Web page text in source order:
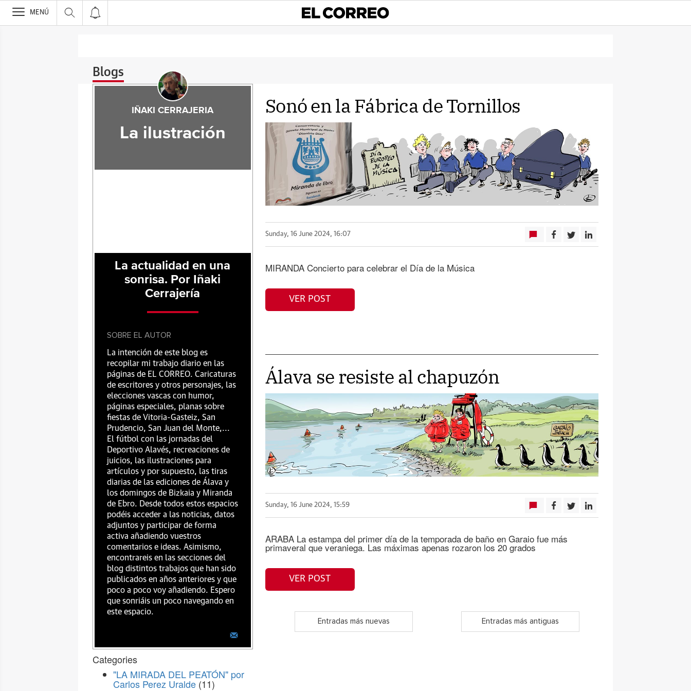
>
MENÚ
Blogs
Sonó en la Fábrica de Tornillos
Sunday, 16 June 2024, 16:07
MIRANDA Concierto para celebrar el Día de la Música
VER POST
Álava se resiste al chapuzón
Sunday, 16 June 2024, 15:59
ARABA La estampa del primer día de la temporada de baño en Garaio fue más
primaveral que veraniega. Las máximas apenas rozaron los 20 grados
VER POST
Entradas más nuevas Entradas más antiguas
IÑAKI CERRAJERIA
La ilustración
La actualidad en una
sonrisa. Por Iñaki
Cerrajería
SOBRE EL AUTOR
La intención de este blog es
recopilar mi trabajo diario en las
páginas de EL CORREO. Caricaturas
de escritores y otros personajes, las
elecciones vascas con humor,
páginas especiales, planas sobre
fiestas de Vitoria-Gasteiz, San
Prudencio, San Juan del Monte,...
El fútbol con las jornadas del
Deportivo Alavés, recreaciones de
juicios, las ilustraciones para
artículos y por supuesto, las tiras
diarias de las ediciones de Álava y
los domingos de Bizkaia y Miranda
de Ebro. Desde todos estos espacios
podéis acceder a las noticias, datos
adjuntos y participar de forma
activa añadiendo vuestros
comentarios e ideas. Asimismo,
encontrareis en las secciones del
blog distintos trabajos que han sido
publicados en años anteriores y que
poco a poco voy añadiendo. Espero
que sonriáis un poco navegando en
este espacio.
Categories
"LA MIRADA DEL PEATÓN" por
Carlos Perez Uralde (11)